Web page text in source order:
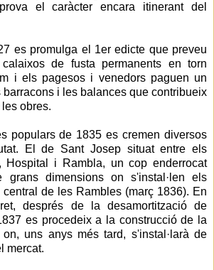
el caràcter encara itinerant del
es promulga el 1er edicte que preveu
calaixos de fusta permanents en torn
i els pagesos i venedors paguen un
barracons i les balances que contribueix
obres.
populars de 1835 es cremen diversos
El de Sant Josep situat entre els
Hospital i Rambla, un cop enderrocat
dimensions on s'instal·len els
de les Rambles (març 1836). En
després de la desamortització de
es procedeix a la construcció de la
uns anys més tard, s'instal·larà de
mercat.